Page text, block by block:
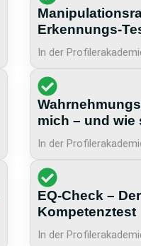
Erkennungs-
In der
mich – und wie
In der
EQ-Check –
Kompetenztest
In der